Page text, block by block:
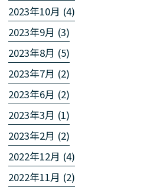
2023年10月 (4)
2023年9月 (3)
2023年8月 (5)
2023年7月 (2)
2023年6月 (2)
2023年3月 (1)
2023年2月 (2)
2022年12月 (4)
2022年11月 (2)